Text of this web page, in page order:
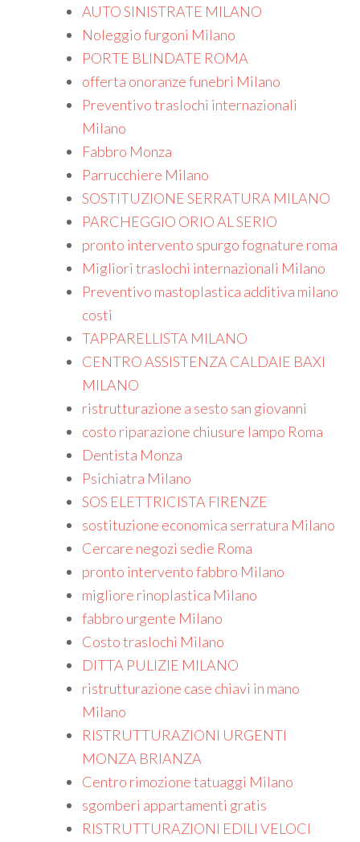
AUTO SINISTRATE MILANO
Noleggio furgoni Milano
PORTE BLINDATE ROMA
offerta onoranze funebri Milano
Preventivo traslochi internazionali
Milano
Fabbro Monza
Parrucchiere Milano
SOSTITUZIONE SERRATURA MILANO
PARCHEGGIO ORIO AL SERIO
pronto intervento spurgo fognature roma
Migliori traslochi internazionali Milano
Preventivo mastoplastica additiva milano
costi
TAPPARELLISTA MILANO
CENTRO ASSISTENZA CALDAIE BAXI
MILANO
ristrutturazione a sesto san giovanni
costo riparazione chiusure lampo Roma
Dentista Monza
Psichiatra Milano
SOS ELETTRICISTA FIRENZE
sostituzione economica serratura Milano
Cercare negozi sedie Roma
pronto intervento fabbro Milano
migliore rinoplastica Milano
fabbro urgente Milano
Costo traslochi Milano
DITTA PULIZIE MILANO
ristrutturazione case chiavi in mano
Milano
RISTRUTTURAZIONI URGENTI
MONZA BRIANZA
Centro rimozione tatuaggi Milano
sgomberi appartamenti gratis
RISTRUTTURAZIONI EDILI VELOCI